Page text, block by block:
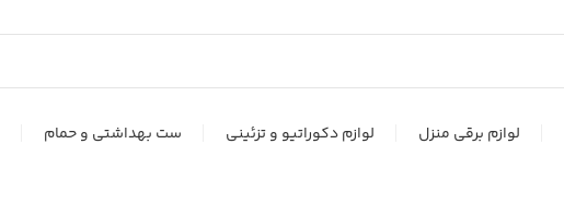
لوازم برقی منزل لوازم دکوراتیو و تزئینی ست بهداشتی و حمام